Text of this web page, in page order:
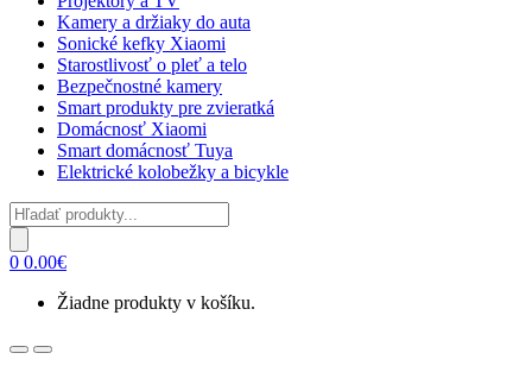
Kamery a držiaky do auta
Sonické kefky Xiaomi
Starostlivosť o pleť a telo
Bezpečnostné kamery
Smart produkty pre zvieratká
Domácnosť Xiaomi
Smart domácnosť Tuya
Elektrické kolobežky a bicykle
Products
search
0 0.00€
Žiadne produkty v košíku.
OpenClose